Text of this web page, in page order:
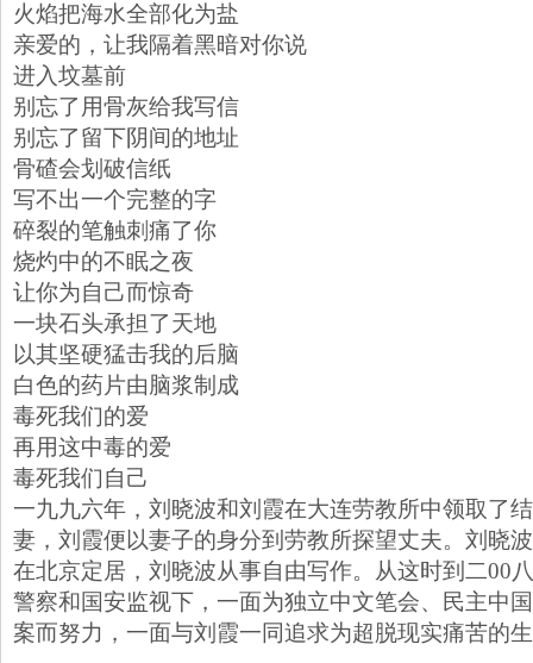
火焰把海水全部化为盐
亲爱的，让我隔着黑暗对你说
进入坟墓前
别忘了用骨灰给我写信
别忘了留下阴间的地址
骨碴会划破信纸
写不出一个完整的字
碎裂的笔触刺痛了你
烧灼中的不眠之夜
让你为自己而惊奇
一块石头承担了天地
以其坚硬猛击我的后脑
白色的药片由脑浆制成
毒死我们的爱
再用这中毒的爱
毒死我们自己
一九九六年，刘晓波和刘霞在大连劳教所中领取了
妻，刘霞便以妻子的身分到劳教所探望丈夫。刘晓
在北京定居，刘晓波从事自由写作。从这时到二00
警察和国安监视下，一面为独立中文笔会、民主中
案而努力，一面与刘霞一同追求为超脱现实痛苦的